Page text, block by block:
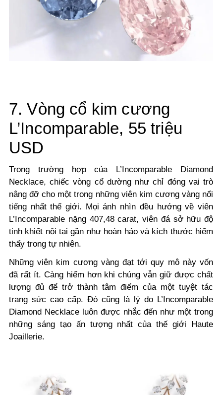
7. Vòng cổ kim cương
L’Incomparable, 55 triệu
USD
Trong trường hợp của L’Incomparable Diamond
Necklace, chiếc vòng cổ dường như chỉ đóng vai trò
nâng đỡ cho một trong những viên kim cương vàng nổi
tiếng nhất thế giới. Mọi ánh nhìn đều hướng về viên
L’Incomparable nặng 407,48 carat, viên đá sở hữu độ
tinh khiết nội tại gần như hoàn hảo và kích thước hiếm
thấy trong tự nhiên.
Những viên kim cương vàng đạt tới quy mô này vốn
đã rất ít. Càng hiếm hơn khi chúng vẫn giữ được chất
lượng đủ để trở thành tâm điểm của một tuyệt tác
trang sức cao cấp. Đó cũng là lý do L’Incomparable
Diamond Necklace luôn được nhắc đến như một trong
những sáng tạo ấn tượng nhất của thế giới Haute
Joaillerie.